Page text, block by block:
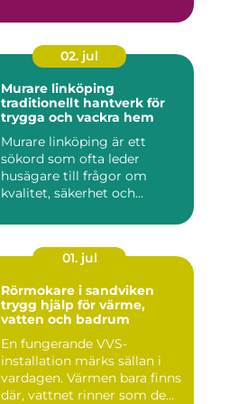
02. jul
Murare linköping
traditionellt hantverk för
trygga och vackra hem
Murare linköping är ett
sökord som ofta leder
husägare till frågor om
kvalitet, säkerhet och
01. jul
Rörmokare i sandviken
trygg hjälp för värme,
vatten och badrum
En fungerande VVS-
installation märks sällan i
vardagen. Värmen bara finns
där, vattnet rinner som de...